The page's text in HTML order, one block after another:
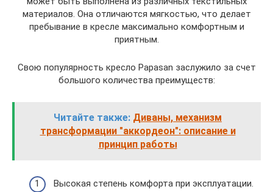
материалов. Она отличаются мягкостью, что делает
пребывание в кресле максимально комфортным и
приятным.
Свою популярность кресло Papasan заслужило за счет
большого количества преимуществ:
Читайте также: Диваны, механизм
трансформации "аккордеон": описание и
принцип работы
Высокая степень комфорта при эксплуатации.